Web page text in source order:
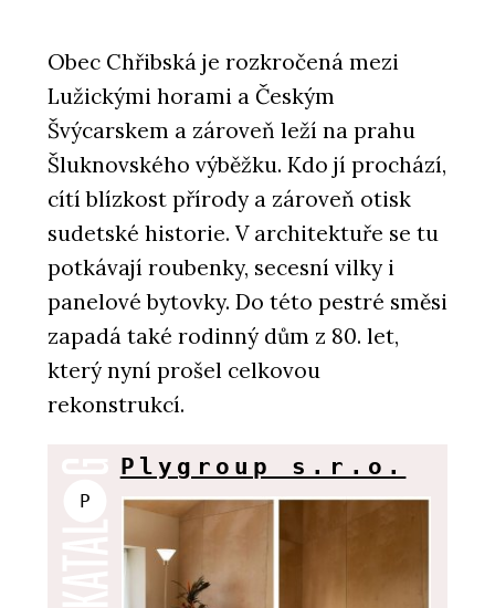
Obec Chřibská je rozkročená mezi
Lužickými horami a Českým
Švýcarskem a zároveň leží na prahu
Šluknovského výběžku. Kdo jí prochází,
cítí blízkost přírody a zároveň otisk
sudetské historie. V architektuře se tu
potkávají roubenky, secesní vilky i
panelové bytovky. Do této pestré směsi
zapadá také rodinný dům z 80. let,
který nyní prošel celkovou
rekonstrukcí.
P
Plygroup s.r.o.